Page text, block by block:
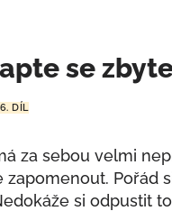
se
6. DÍL
za sebou velmi
zapomenout. Pořád
si odpustit